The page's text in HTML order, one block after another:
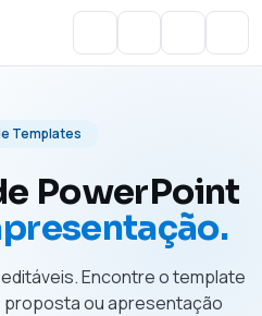
Templates
PowerPoint
Encontre o template
proposta ou apresentação